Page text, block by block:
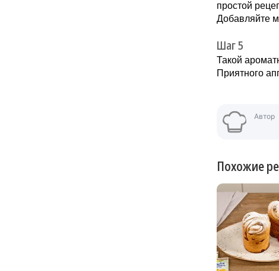
простой
Добавляйте
Шаг 5
Такой
Приятного
Автор
Похожие